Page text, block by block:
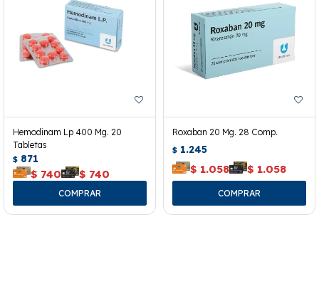
Hemodinam Lp 400 Mg. 20
Tabletas
$ 871
$ 740 $ 740
Roxaban 20 Mg. 28 Comp.
$ 1.245
$ 1.058 $ 1.058